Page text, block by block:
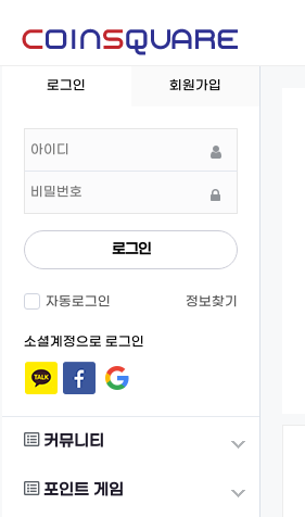
로그인 회원가입
로그인
자동로그인 정보찾기
소셜계정으로 로그인
커뮤니티
포인트 게임